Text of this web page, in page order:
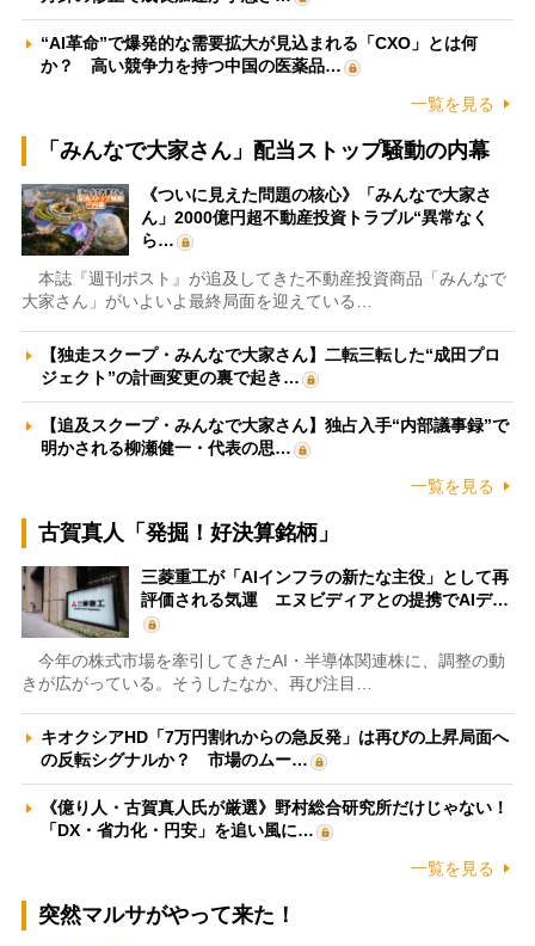
“AI革命”で爆発的な需要拡大が見込まれる「CXO」とは何
か？ 高い競争力を持つ中国の医薬品…
一覧を見る
「みんなで大家さん」配当ストップ騒動の内幕
《ついに見えた問題の核心》「みんなで大家さ
ん」2000億円超不動産投資トラブル“異常なく
ら…
本誌『週刊ポスト』が追及してきた不動産投資商品「みんなで
大家さん」がいよいよ最終局面を迎えている…
【独走スクープ・みんなで大家さん】二転三転した“成田プロ
ジェクト”の計画変更の裏で起き…
【追及スクープ・みんなで大家さん】独占入手“内部議事録”で
明かされる柳瀬健一・代表の思…
一覧を見る
古賀真人「発掘！好決算銘柄」
三菱重工が「AIインフラの新たな主役」として再
評価される気運 エヌビディアとの提携でAIデ…
今年の株式市場を牽引してきたAI・半導体関連株に、調整の動
きが広がっている。そうしたなか、再び注目…
キオクシアHD「7万円割れからの急反発」は再びの上昇局面へ
の反転シグナルか？ 市場のムー…
《億り人・古賀真人氏が厳選》野村総合研究所だけじゃない！
「DX・省力化・円安」を追い風に…
一覧を見る
突然マルサがやって来た！